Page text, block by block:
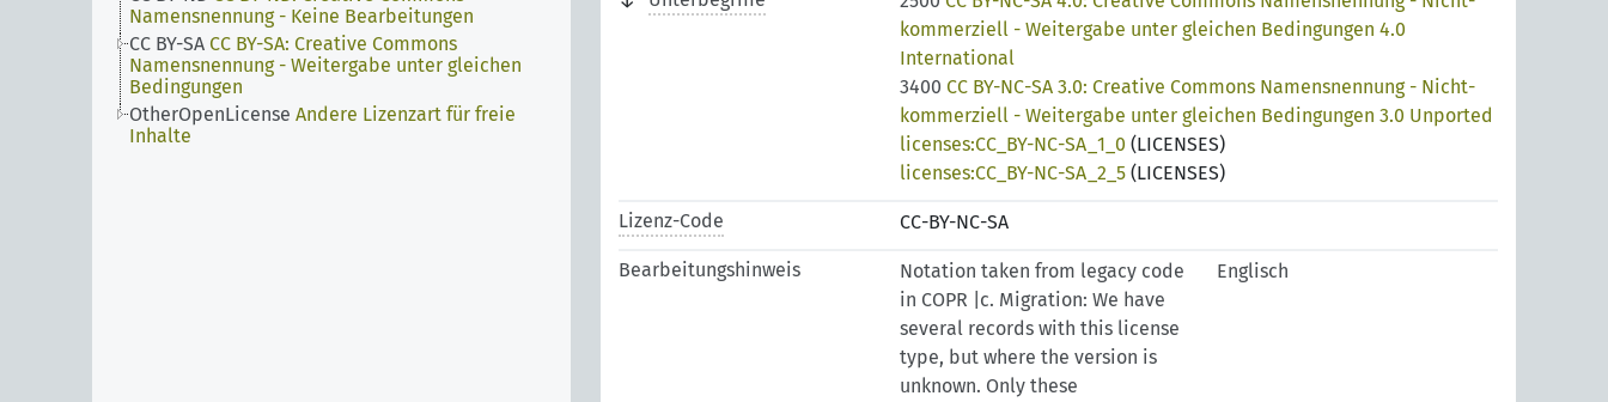
Namensnennung - Keine Bearbeitungen
CC BY-SA CC BY-SA: Creative Commons
Namensnennung - Weitergabe unter gleichen
Bedingungen
OtherOpenLicense Andere Lizenzart für freie
Inhalte
kommerziell - Weitergabe unter gleichen Bedingungen 4.0
International
3400 CC BY-NC-SA 3.0: Creative Commons Namensnennung - Nicht-
kommerziell - Weitergabe unter gleichen Bedingungen 3.0 Unported
licenses:CC_BY-NC-SA_1_0 (LICENSES)
licenses:CC_BY-NC-SA_2_5 (LICENSES)
Lizenz-Code CC-BY-NC-SA
Bearbeitungshinweis
Notation taken from legacy code
in COPR |c. Migration: We have
several records with this license
type, but where the version is
unknown. Only these
Englisch